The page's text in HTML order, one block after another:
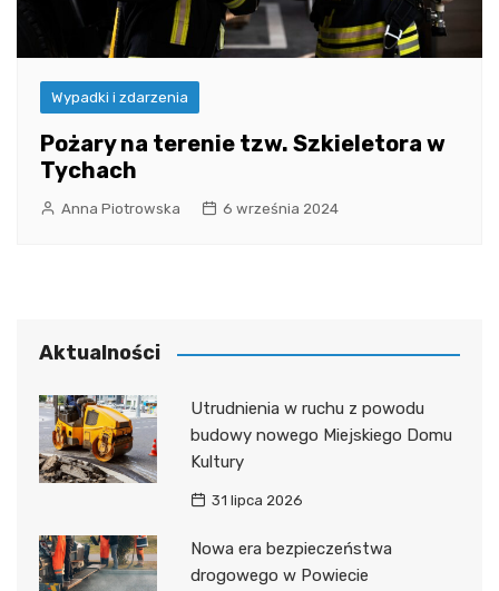
Wypadki i zdarzenia
Pożary na terenie tzw. Szkieletora w
Tychach
Anna Piotrowska 6 września 2024
Aktualności
Utrudnienia w ruchu z powodu
budowy nowego Miejskiego Domu
Kultury
31 lipca 2026
Nowa era bezpieczeństwa
drogowego w Powiecie